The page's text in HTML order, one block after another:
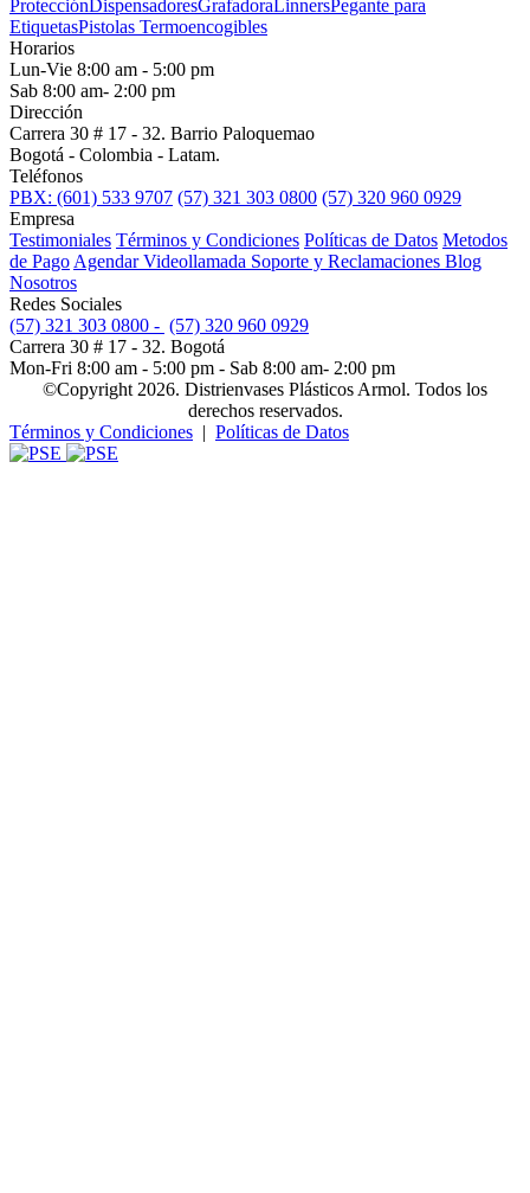
ProtecciónDispensadoresGrafadoraLinnersPegante para
EtiquetasPistolas Termoencogibles
Horarios
Lun-Vie 8:00 am - 5:00 pm
Sab 8:00 am- 2:00 pm
Dirección
Carrera 30 # 17 - 32. Barrio Paloquemao
Bogotá - Colombia - Latam.
Teléfonos
PBX: (601) 533 9707 (57) 321 303 0800 (57) 320 960 0929
Empresa
Testimoniales Términos y Condiciones Políticas de Datos Metodos
de Pago Agendar Videollamada Soporte y Reclamaciones Blog
Nosotros
Redes Sociales
(57) 321 303 0800 - (57) 320 960 0929
Carrera 30 # 17 - 32. Bogotá
Mon-Fri 8:00 am - 5:00 pm - Sab 8:00 am- 2:00 pm
©Copyright 2026. Distrienvases Plásticos Armol. Todos los
derechos reservados.
Términos y Condiciones | Políticas de Datos